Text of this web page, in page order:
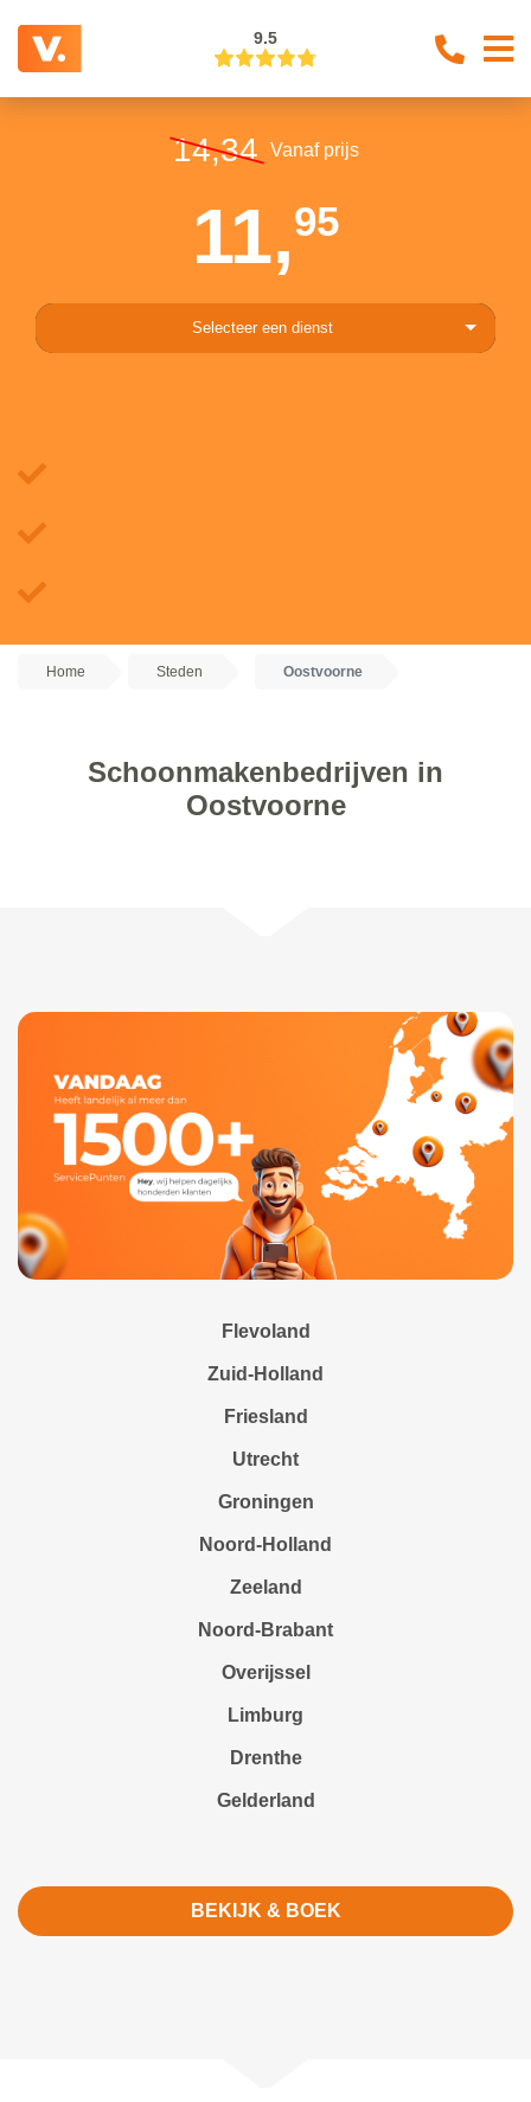
9.5
14,34 Vanaf prijs
11,95
Selecteer een dienst
Home Steden Oostvoorne
Schoonmakenbedrijven in
Oostvoorne
Flevoland
Zuid-Holland
Friesland
Utrecht
Groningen
Noord-Holland
Zeeland
Noord-Brabant
Overijssel
Limburg
Drenthe
Gelderland
BEKIJK & BOEK